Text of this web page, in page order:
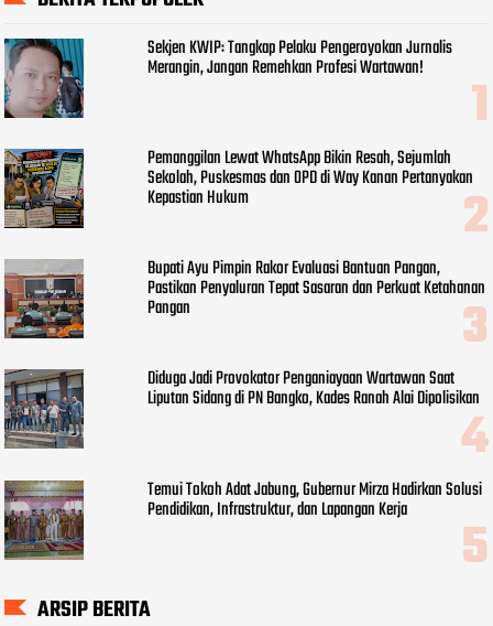
Sekjen KWIP: Tangkap Pelaku Pengeroyokan Jurnalis
Merangin, Jangan Remehkan Profesi Wartawan!
Pemanggilan Lewat WhatsApp Bikin Resah, Sejumlah
Sekolah, Puskesmas dan OPD di Way Kanan Pertanyakan
Kepastian Hukum
Bupati Ayu Pimpin Rakor Evaluasi Bantuan Pangan,
Pastikan Penyaluran Tepat Sasaran dan Perkuat Ketahanan
Pangan
Diduga Jadi Provokator Penganiayaan Wartawan Saat
Liputan Sidang di PN Bangko, Kades Ranah Alai Dipolisikan
Temui Tokoh Adat Jabung, Gubernur Mirza Hadirkan Solusi
Pendidikan, Infrastruktur, dan Lapangan Kerja
ARSIP BERITA